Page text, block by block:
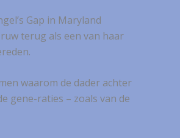
Gap in Maryland
terug als een van haar
waarom de dader achter
gene-raties – zoals van de